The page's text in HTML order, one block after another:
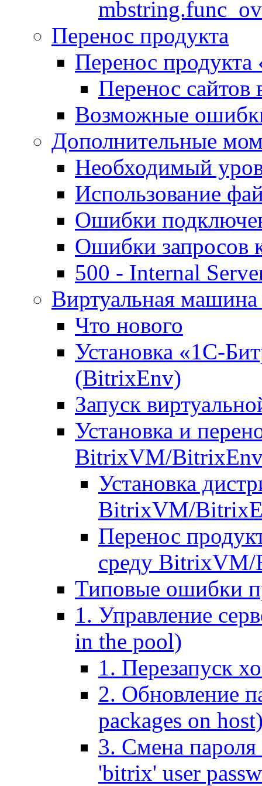
Перенос продукта
Перенос продукта
Перенос сайтов
Возможные
Дополнительные
Необходимый
Использование
Ошибки
Ошибки запросов
500 - Internal
Виртуальная
Что нового
Установка «1С-
(BitrixEnv)
Запуск
Установка и
BitrixVM/
Установка
BitrixVM/
Перенос
среду
Типовые ошибки
1. Управление
in the pool)
1. Перезапуск
2. Обновление
packages on
3. Смена пароля
'bitrix' user